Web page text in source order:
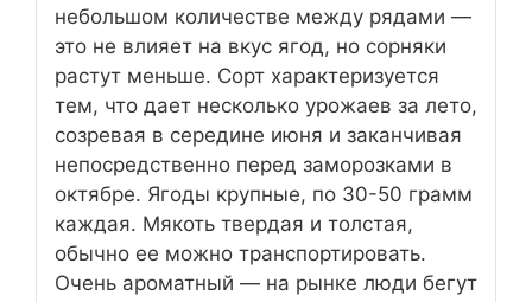
небольшом количестве между рядами —
это не влияет на вкус ягод, но сорняки
растут меньше. Сорт характеризуется
тем, что дает несколько урожаев за лето,
созревая в середине июня и заканчивая
непосредственно перед заморозками в
октябре. Ягоды крупные, по 30-50 грамм
каждая. Мякоть твердая и толстая,
обычно ее можно транспортировать.
Очень ароматный — на рынке люди бегут